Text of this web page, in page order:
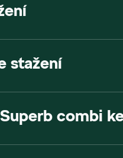
stažení
combi